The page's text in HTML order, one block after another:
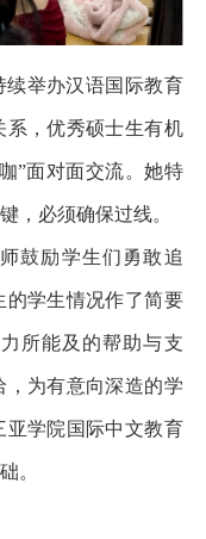
举办汉语国际教育
系，优秀硕士生有机
”面对面交流。她特
，必须确保过线。
鼓励学生们勇敢追
的学生情况作了简要
所能及的帮助与支
为有意向深造的学
亚学院国际中文教育
。